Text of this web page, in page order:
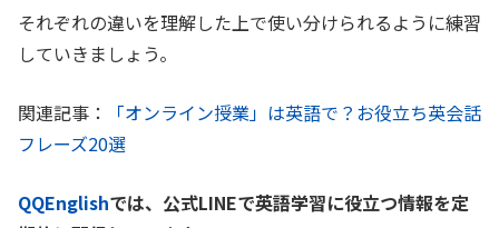
それぞれの違いを理解した上で使い分けられるように練習
していきましょう。
関連記事：
「オンライン授業」は英語で？お役立ち英会話
フレーズ20選
QQEnglishでは、公式LINEで英語学習に役立つ情報を定